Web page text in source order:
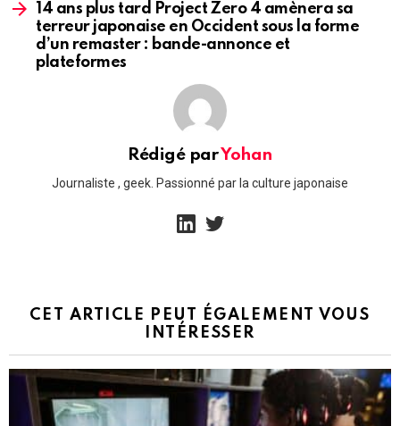
14 ans plus tard Project Zero 4 amènera sa
terreur japonaise en Occident sous la forme
d’un remaster : bande-annonce et
plateformes
Rédigé parYohan
Journaliste , geek. Passionné par la culture japonaise
CET ARTICLE PEUT ÉGALEMENT VOUS
INTÉRESSER